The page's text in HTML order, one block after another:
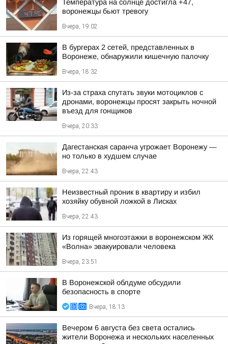
Температура на солнце достигла +47,
воронежцы бьют тревогу
Вчера, 19:02
В бургерах 2 сетей, представленных в
Воронеже, обнаружили кишечную палочку
Вчера, 18:32
Из-за страха спутать звуки мотоциклов с
дронами, воронежцы просят закрыть ночной
въезд для гонщиков
Вчера, 20:33
Дагестанская саранча угрожает Воронежу —
но только в худшем случае
Вчера, 22:43
Неизвестный проник в квартиру и избил
хозяйку обувной ложкой в Лисках
Вчера, 22:43
Из горящей многоэтажки в воронежском ЖК
«Волна» эвакуировали человека
Вчера, 23:51
В Воронежской облдуме обсудили
безопасность в спорте
Вчера, 18:13
Вечером 6 августа без света остались
жители Воронежа и нескольких населенных